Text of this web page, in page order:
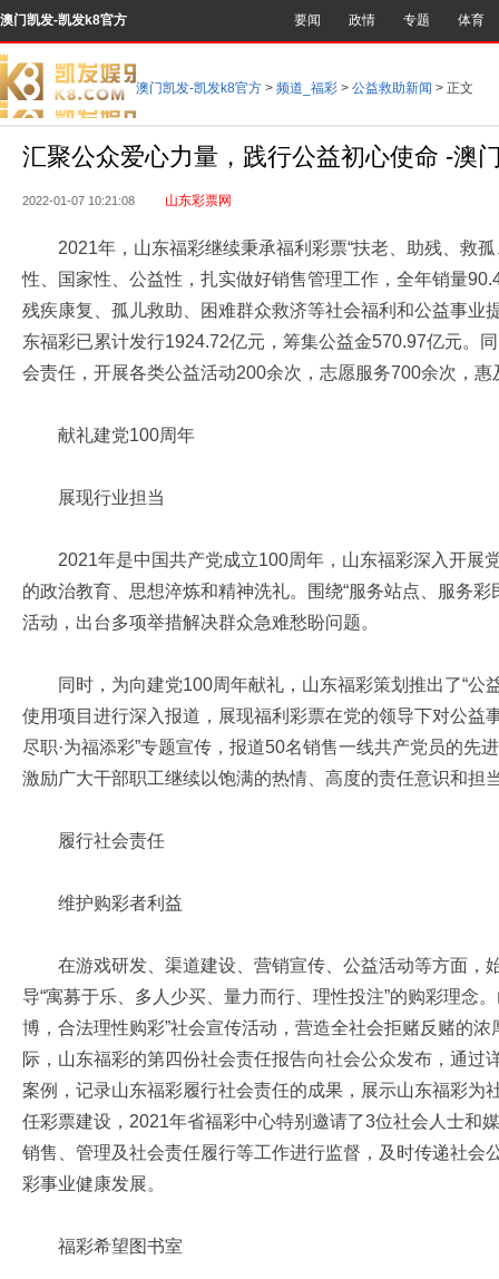
澳门凯发-凯发k8官方 要闻 政情 专题 体育
澳门凯发-凯发k8官方 > 频道_福彩 > 公益救助新闻 > 正文
汇聚公众爱心力量，践行公益初心使命 -澳
2022-01-07 10:21:08 山东彩票网
2021年，山东福彩继续秉承福利彩票“扶老、助残、救孤
性、国家性、公益性，扎实做好销售管理工作，全年销量
残疾康复、孤儿救助、困难群众救济等社会福利和公益事业
东福彩已累计发行1924.72亿元，筹集公益金570.97亿元。
会责任，开展各类公益活动200余次，志愿服务700余次，惠
献礼建党100周年
展现行业担当
2021年是中国共产党成立100周年，山东福彩深入开展
的政治教育、思想淬炼和精神洗礼。围绕“服务站点、服务彩
活动，出台多项举措解决群众急难愁盼问题。
同时，为向建党100周年献礼，山东福彩策划推出了“公
使用项目进行深入报道，展现福利彩票在党的领导下对公益
尽职·为福添彩”专题宣传，报道50名销售一线共产党员的先
激励广大干部职工继续以饱满的热情、高度的责任意识和担
履行社会责任
维护购彩者利益
在游戏研发、渠道建设、营销宣传、公益活动等方面，
导“寓募于乐、多人少买、量力而行、理性投注”的购彩理念
博，合法理性购彩”社会宣传活动，营造全社会拒赌反赌的
际，山东福彩的第四份社会责任报告向社会公众发布，通过
案例，记录山东福彩履行社会责任的成果，展示山东福彩为
任彩票建设，2021年省福彩中心特别邀请了3位社会人士和
销售、管理及社会责任履行等工作进行监督，及时传递社会
彩事业健康发展。
福彩希望图书室